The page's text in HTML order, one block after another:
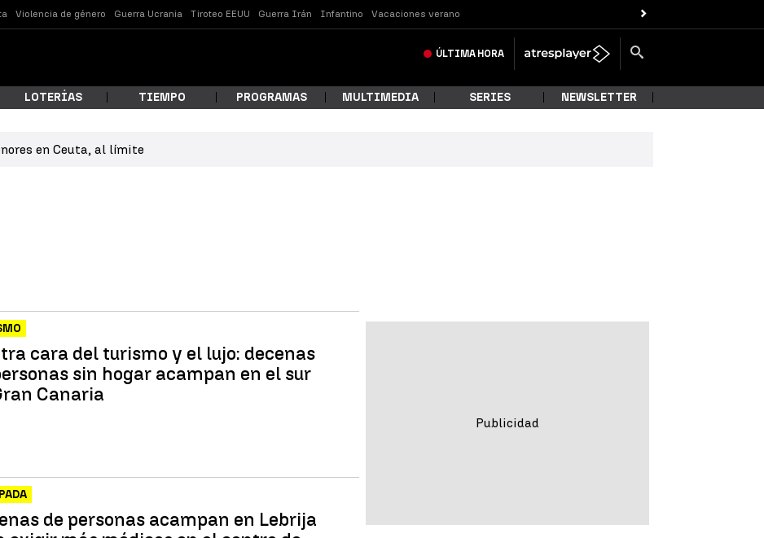
Violencia de género Guerra Ucrania Tiroteo EEUU Guerra Irán Infantino Vacaciones verano
ÚLTIMA HORA
LOTERÍAS TIEMPO PROGRAMAS MULTIMEDIA SERIES NEWSLETTER
en Ceuta, al límite
cara del turismo y el lujo: decenas
sin hogar acampan en el sur
Canaria
de personas acampan en Lebrija